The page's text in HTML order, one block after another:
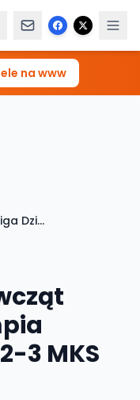
na www
Śląska Liga Dziewcząt kobiet: MKS Olimpia Piekary Śląskie 22-3 MKS Imielin
3 MKS